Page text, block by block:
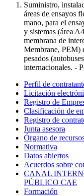
Suministro,
áreas de ensayos
mano, para el
y sistemas (área
membrana de
Membrane, PEM)
pesados
internacionales. -
Perfil de
Licitación
Registro de
Clasificación de
Registro de
Junta asesora
Órgano de
Normativa
Datos abiertos
Acuerdos sobre
CANAL
PÚBLICO CAE
Formación